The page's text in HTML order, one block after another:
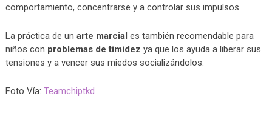
comportamiento, concentrarse y a controlar sus impulsos.
La práctica de un arte marcial es también recomendable para
niños con problemas de timidez ya que los ayuda a liberar sus
tensiones y a vencer sus miedos socializándolos.
Foto Vía: Teamchiptkd